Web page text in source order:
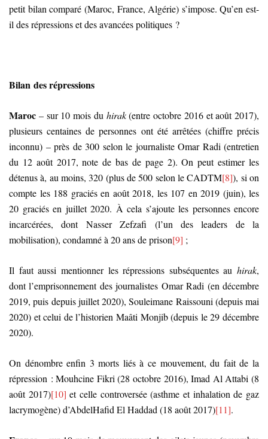
petit bilan comparé (Maroc, France, Algérie) s’impose. Qu’en est-
il des répressions et des avancées politiques ?
Bilan des répressions
Maroc – sur 10 mois du hirak(entre octobre 2016 et août 2017),
plusieurs centaines de personnes ont été arrêtées (chiffre précis
inconnu) – près de 300 selon le journaliste Omar Radi (entretien
du 12 août 2017, note de bas de page 2). On peut estimer les
détenus à, au moins, 320 (plus de 500 selon le CADTM[8]), si on
compte les 188 graciés en août 2018, les 107 en 2019 (juin), les
20 graciés en juillet 2020. À cela s’ajoute les personnes encore
incarcérées, dont Nasser Zefzafi (l’un des leaders de la
mobilisation), condamné à 20 ans de prison[9] ;
Il faut aussi mentionner les répressions subséquentes au hirak,
dont l’emprisonnement des journalistes Omar Radi (en décembre
2019, puis depuis juillet 2020), Souleimane Raissouni (depuis mai
2020) et celui de l’historien Maâti Monjib (depuis le 29 décembre
2020).
On dénombre enfin 3 morts liés à ce mouvement, du fait de la
répression : Mouhcine Fikri (28 octobre 2016), Imad Al Attabi (8
août 2017)[10] et celle controversée (asthme et inhalation de gaz
lacrymogène) d’AbdelHafid El Haddad (18 août 2017)[11].